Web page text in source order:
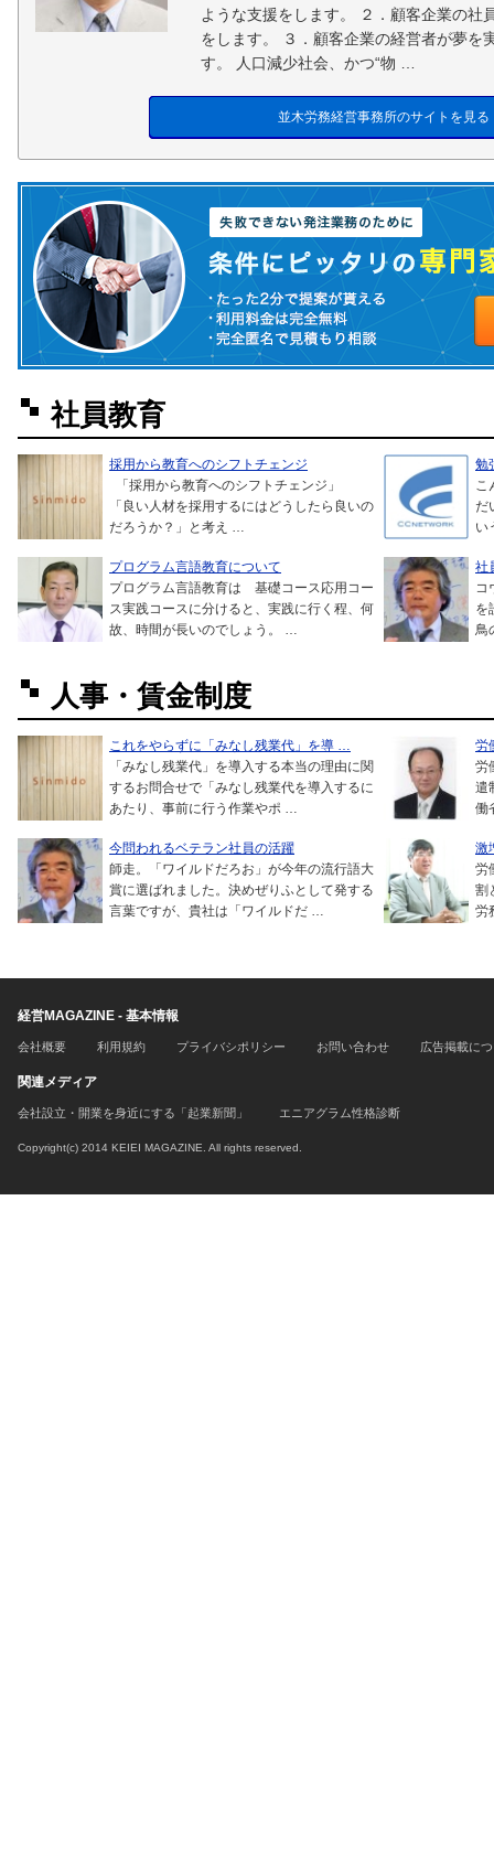
ような支援をします。 ２．顧客企業の社
をします。 ３．顧客企業の経営者が夢を
す。 人口減少社会、かつ“物 …
並木労務経営事務所のサイトを見る
社員教育
採用から教育へのシフトチェンジ
「採用から教育へのシフトチェンジ」
「良い人材を採用するにはどうしたら良いの
だろうか？」と考え …
勉
こ
だ
い
プログラム言語教育について
プログラム言語教育は 基礎コース応用コー
ス実践コースに分けると、実践に行く程、何
故、時間が長いのでしょう。 …
社
コ
を
鳥
人事・賃金制度
これをやらずに「みなし残業代」を導 …
「みなし残業代」を導入する本当の理由に関
するお問合せで「みなし残業代を導入するに
あたり、事前に行う作業やポ …
労
労
遣
働
今問われるベテラン社員の活躍
師走。「ワイルドだろお」が今年の流行語大
賞に選ばれました。決めぜりふとして発する
言葉ですが、貴社は「ワイルドだ …
激
労
割
労
経営MAGAZINE - 基本情報
会社概要 利用規約 プライバシポリシー お問い合わせ 広告掲載に
関連メディア
会社設立・開業を身近にする「起業新聞」 エニアグラム性格診断
Copyright(c) 2014 KEIEI MAGAZINE. All rights reserved.